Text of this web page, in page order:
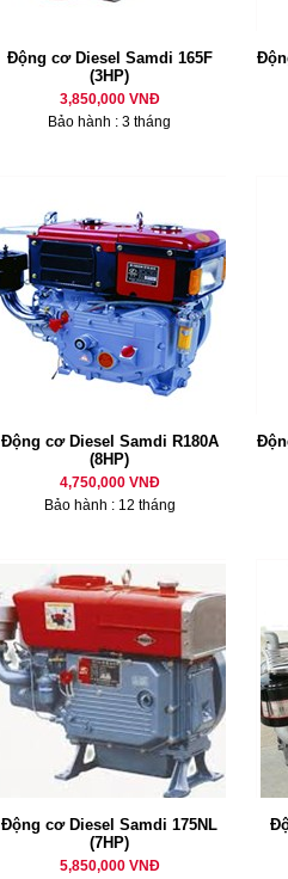
Động cơ Diesel Samdi 165F
(3HP)
3,850,000 VNĐ
Bảo hành : 3 tháng
Động cơ Diesel Samdi R180A
(8HP)
4,750,000 VNĐ
Bảo hành : 12 tháng
Động cơ Diesel Samdi 175NL
(7HP)
5,850,000 VNĐ